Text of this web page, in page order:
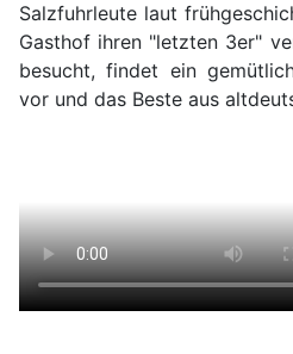
Salzfuhrleute laut
Gasthof ihren "letzten 3er"
besucht, findet ein
vor und das Beste aus